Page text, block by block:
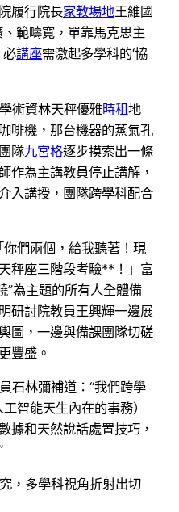
履行院長家教場地王維國
範疇寬，單靠馬克思主
必講座需激起多學科的‘協
術資林天秤優雅時租地
啡機，那台機器的蒸氣孔
隊九宮格逐步摸索出一條
為主講教員停止講解，
入講授，團隊跨學科配合
們兩個，給我聽著！現
秤座三階段考驗**！」富
”為主題的所有人全體備
研討院教員王興輝一邊展
圖，一邊與備課團隊切磋
豐盛。
石林彌補道：“我們跨學
智能天生內在的事務）
據和天然說話處置技巧，
，多學科視角折射出切